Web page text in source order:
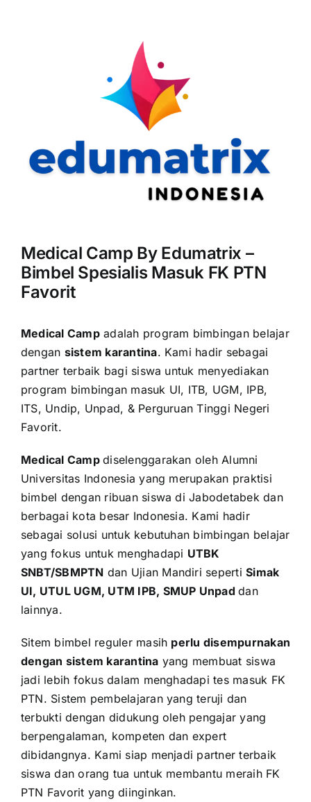
Medical Camp By Edumatrix –
Bimbel Spesialis Masuk FK PTN
Favorit
Medical Campadalah program bimbingan belajar
dengan sistem karantina. Kami hadir sebagai
partner terbaik bagi siswa untuk menyediakan
program bimbingan masuk UI, ITB, UGM, IPB,
ITS, Undip, Unpad, & Perguruan Tinggi Negeri
Favorit.
Medical Campdiselenggarakan oleh Alumni
Universitas Indonesia yang merupakan praktisi
bimbel dengan ribuan siswa di Jabodetabek dan
berbagai kota besar Indonesia. Kami hadir
sebagai solusi untuk kebutuhan bimbingan belajar
yang fokus untuk menghadapi UTBK
SNBT/SBMPTN dan Ujian Mandiri sepertiSimak
UI, UTUL UGM, UTM IPB, SMUP Unpaddan
lainnya.
Sitem bimbel reguler masih perlu disempurnakan
dengan sistem karantina yang membuat siswa
jadi lebih fokus dalam menghadapi tes masuk FK
PTN. Sistem pembelajaran yang teruji dan
terbukti dengan didukung oleh pengajar yang
berpengalaman, kompeten dan expert
dibidangnya. Kami siap menjadi partner terbaik
siswa dan orang tua untuk membantu meraih FK
PTN Favorit yang diinginkan.